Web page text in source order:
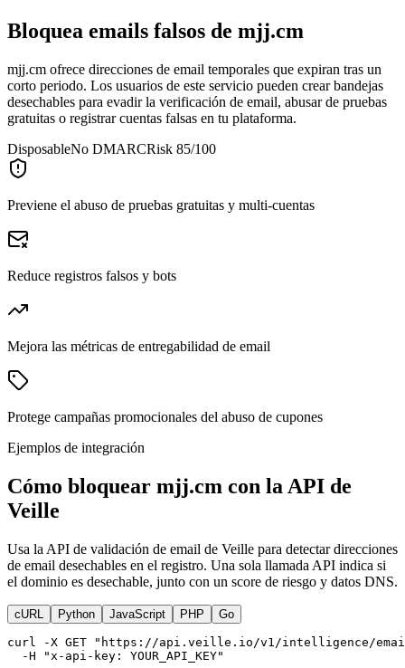
Bloquea emails falsos de mjj.cm
mjj.cm ofrece direcciones de email temporales que expiran tras un
corto periodo. Los usuarios de este servicio pueden crear bandejas
desechables para evadir la verificación de email, abusar de pruebas
gratuitas o registrar cuentas falsas en tu plataforma.
DisposableNo DMARCRisk 85/100
Previene el abuso de pruebas gratuitas y multi-cuentas
Reduce registros falsos y bots
Mejora las métricas de entregabilidad de email
Protege campañas promocionales del abuso de cupones
Ejemplos de integración
Cómo bloquear mjj.cm con la API de
Veille
Usa la API de validación de email de Veille para detectar direcciones
de email desechables en el registro. Una sola llamada API indica si
el dominio es desechable, junto con un score de riesgo y datos DNS.
cURL Python JavaScript PHP Go
curl -X GET "https://api.veille.io/v1/intelligence/
  -H "x-api-key: YOUR_API_KEY"